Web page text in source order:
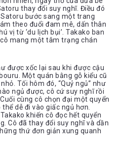
thay đổi suy nghĩ. Điều đó
bước sang một trang
theo đuổi đam mê, dấn thân
vị từ ‘du lịch bụi’. Takako ban
mang một tâm trạng chán
được xốc lại sau khi được cậu
Một quán bằng gỗ kiểu cũ
Tối hôm đó, “Quỷ ngủ” như
ngủ được, cô cứ suy nghĩ rồi
cùng cô chọn đại một quyển
dễ đi vào giấc ngủ hơn.
khiến cô đọc hết quyển
Cô đã thay đổi suy nghĩ và dần
thứ đơn giản xung quanh